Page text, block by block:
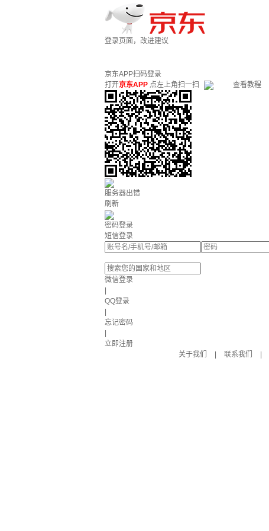
登录页面，改进建议
京东APP扫码登录
打开京东APP 点左上角扫一扫 查看教程
服务器出错
刷新
密码登录
短信登录
微信登录
QQ登录
忘记密码
立即注册
关于我们
联系我们